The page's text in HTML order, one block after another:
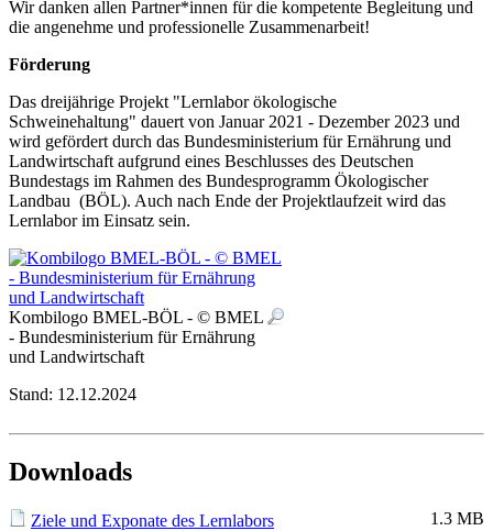
Wir danken allen Partner*innen für die kompetente Begleitung und
die angenehme und professionelle Zusammenarbeit!
Förderung
Das dreijährige Projekt "Lernlabor ökologische
Schweinehaltung" dauert von Januar 2021 - Dezember 2023 und
wird gefördert durch das Bundesministerium für Ernährung und
Landwirtschaft aufgrund eines Beschlusses des Deutschen
Bundestags im Rahmen des Bundesprogramm Ökologischer
Landbau (BÖL). Auch nach Ende der Projektlaufzeit wird das
Lernlabor im Einsatz sein.
Kombilogo BMEL-BÖL - © BMEL
- Bundesministerium für Ernährung
und Landwirtschaft
Stand: 12.12.2024
Downloads
Ziele und Exponate des Lernlabors
1.3 MB